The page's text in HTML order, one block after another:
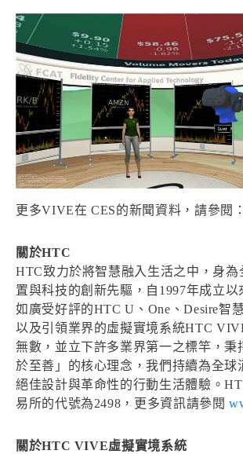
更多VIVE在 CES的新聞資料，請參閱
關於HTC
HTC致力於將智慧融入生活之中，身為
置與科技的創新先驅，自1997年成立以
如廣受好評的HTC U、One、Desire智
以及引領業界的虛擬實境系統HTC
無數，並立下許多業界第一之標竿，秉
於至善」的核心理念，我們持續為全球
絕佳設計與革命性的行動生活體驗。
易所的代號為2498，更多資訊請參閱
關於HTC VIVE虛擬實境系統